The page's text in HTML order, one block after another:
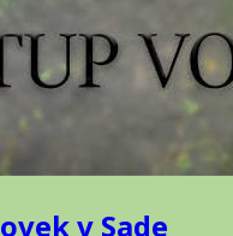
v Sade